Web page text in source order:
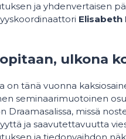
ja yhdenvertaisen
Elisabeth
ulkona
on tänä vuonna
seminaarimuotoinen
Draamasalissa, missä
ja saavutettavuutta